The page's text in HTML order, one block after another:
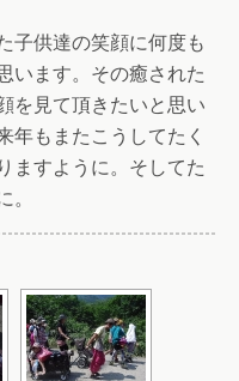
子供達の笑顔に何度も
います。その癒された
を見て頂きたいと思い
年もまたこうしてたく
ますように。そしてた